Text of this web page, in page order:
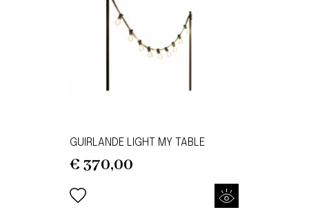
GUIRLANDE LIGHT MY TABLE
€ 370,00